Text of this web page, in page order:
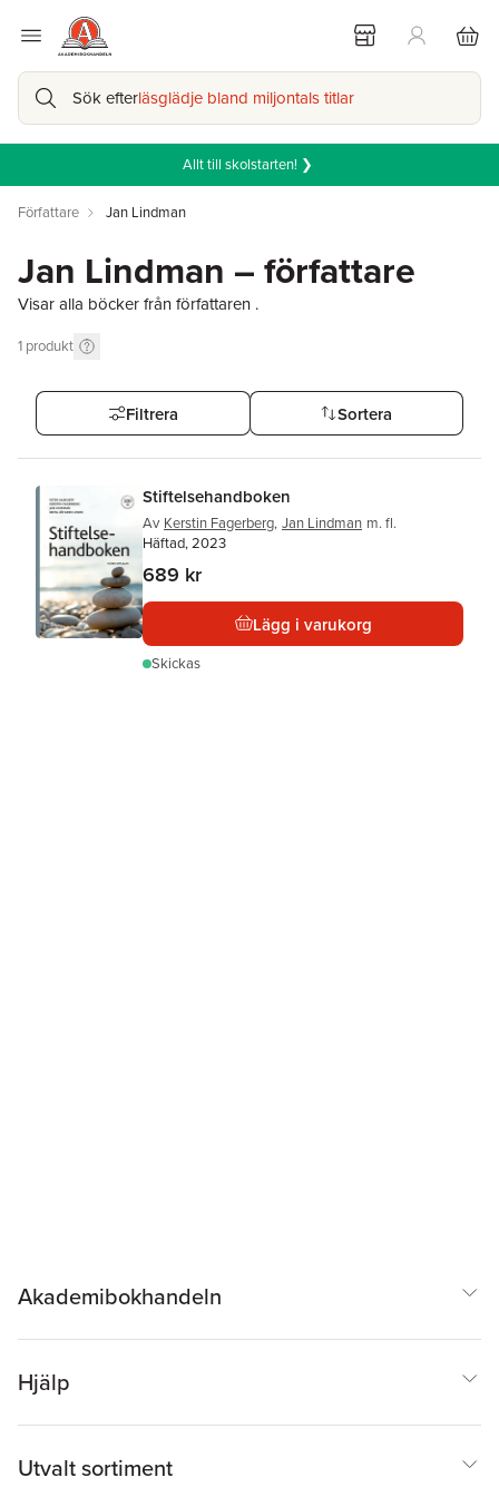
Sök efterläsglädje bland miljontals titlar
Allt till skolstarten! ❯
Författare Jan Lindman
Jan Lindman – författare
Visar alla böcker från författaren .
1 produkt
Filtrera Sortera
Stiftelsehandboken
Av Kerstin Fagerberg, Jan Lindman m. fl.
Häftad, 2023
689 kr
Lägg i varukorg
Skickas
Akademibokhandeln
Hjälp
Utvalt sortiment